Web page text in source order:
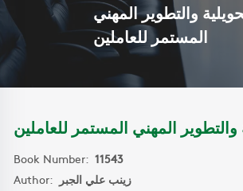
والتطوير المهني
المستمر للعاملين
والتطوير المهني المستمر للعاملين
Book Number: 11543
Author: زينب علي الجبر